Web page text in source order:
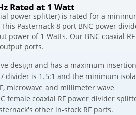
Rated at 1 Watt
power splitter) is rated for a
Pasternack 8 port BNC power
power of 1 Watts. Our BNC coaxial RF
ports.
design and has a maximum
divider is 1.5:1 and the minimum
microwave and millimeter wave
female coaxial RF power divider
other in-stock RF parts.